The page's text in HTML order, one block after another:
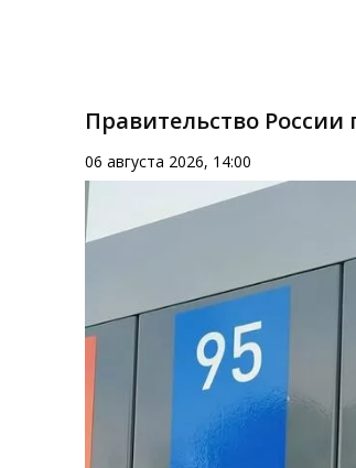
Правительство
06 августа 2026, 14:00